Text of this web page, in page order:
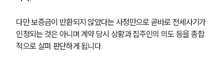
다만 보증금이 반환되지 않았다는 사정만으로 곧바로 전세사기가
인정되는 것은 아니며 계약 당시 상황과 집주인의 의도 등을 종합
적으로 살펴 판단하게 됩니다.